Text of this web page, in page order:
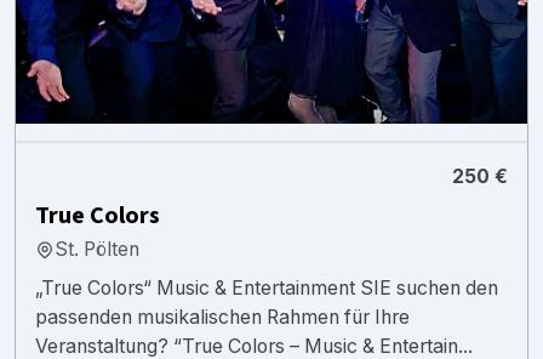
250 €
True Colors
St. Pölten
„True Colors“ Music & Entertainment SIE suchen den
passenden musikalischen Rahmen für Ihre
Veranstaltung? “True Colors – Music & Entertain...